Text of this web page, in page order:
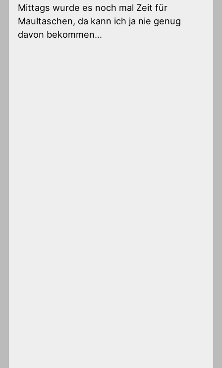
Mittags wurde es noch mal Zeit für
Maultaschen, da kann ich ja nie genug
davon bekommen…